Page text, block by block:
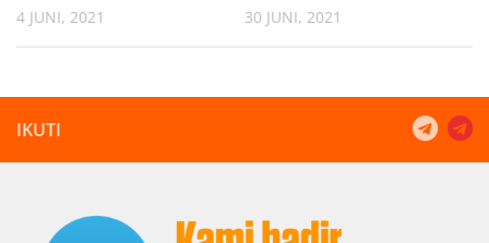
4 JUNI, 2021 30 JUNI, 2021
IKUTI